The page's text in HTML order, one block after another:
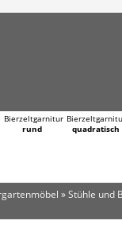
Bierzeltgarnitur
rund
quadratisch
»Stühle und